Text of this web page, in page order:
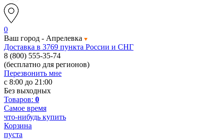
0
Ваш город - Апрелевка
Доставка в 3769 пункта России и СНГ
8 (800) 555-35-74
(бесплатно для регионов)
Перезвонить мне
с 8:00 до 21:00
Без выходных
Товаров: 0
Самое время
что-нибудь купить
Корзина
пуста